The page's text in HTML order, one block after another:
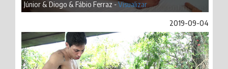
Júnior & Diogo & Fábio Ferraz -Visualizar
2019-09-04